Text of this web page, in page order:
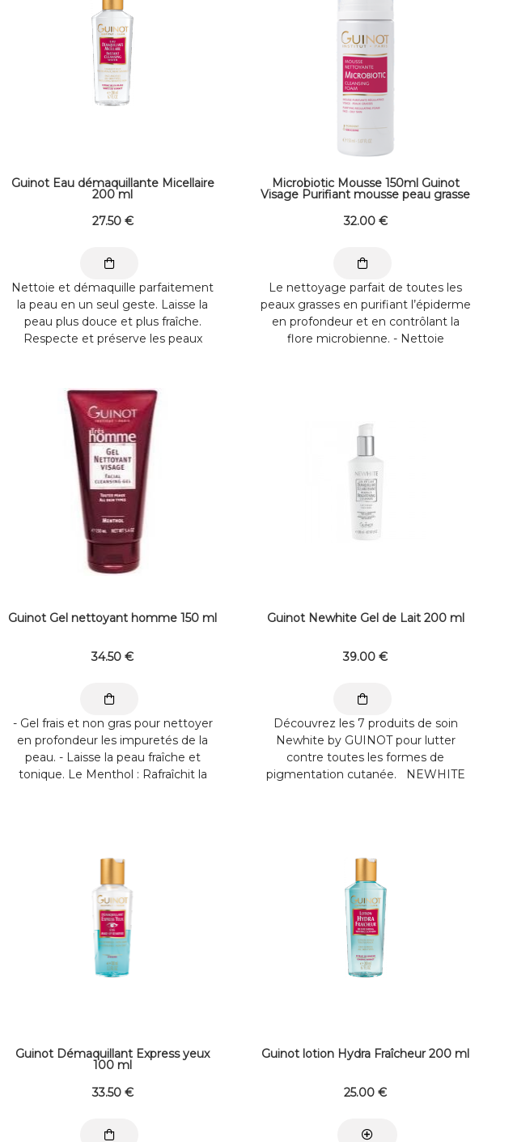
Guinot Eau démaquillante Micellaire
200 ml
27.50 €
Nettoie et démaquille parfaitement
la peau en un seul geste. Laisse la
peau plus douce et plus fraîche.
Respecte et préserve les peaux
du cou à l’aide d’un coton. ...
Microbiotic Mousse 150ml Guinot
Visage Purifiant mousse peau grasse
32.00 €
Le nettoyage parfait de toutes les
peaux grasses en purifiant l’épiderme
en profondeur et en contrôlant la
flore microbienne. - Nettoie
Guinot Gel nettoyant homme 150 ml
34.50 €
- Gel frais et non gras pour nettoyer
en profondeur les impuretés de la
peau. - Laisse la peau fraîche et
tonique. Le Menthol : Rafraîchit la
Guinot Newhite Gel de Lait 200 ml
39.00 €
Découvrez les 7 produits de soin
Newhite by GUINOT pour lutter
contre toutes les formes de
pigmentation cutanée. NEWHITE
Guinot Démaquillant Express yeux
100 ml
33.50 €
Guinot lotion Hydra Fraîcheur 200 ml
25.00 €